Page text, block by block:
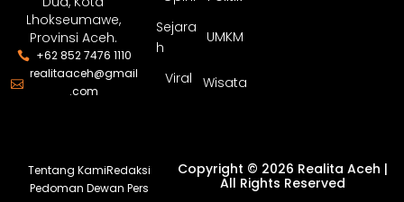
Lhokseumawe,
Provinsi Aceh.
+62 852 7476 1110
realitaaceh@gmail
.com
Sejara
h
UMKM
Viral Wisata
Tentang KamiRedaksi
Pedoman Dewan Pers
Copyright © 2026 Realita Aceh |
All Rights Reserved